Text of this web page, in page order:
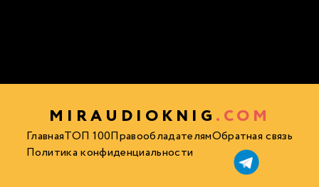
MIRAUDIOKNIG .COM
ГлавнаяТОП 100ПравообладателямОбратная связь
Политика конфиденциальности